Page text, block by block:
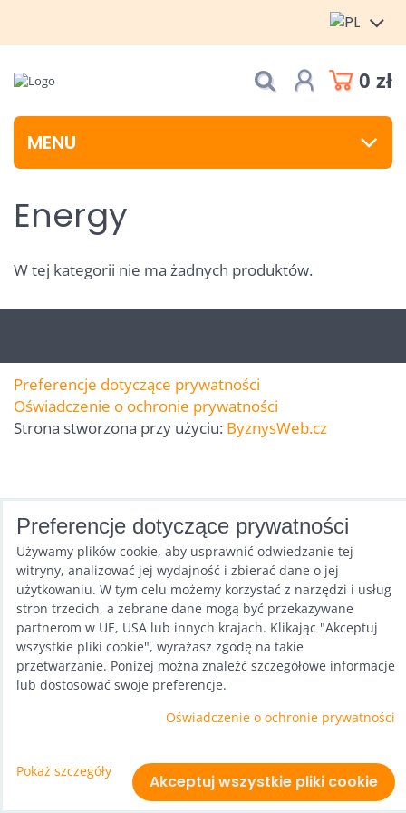
0 zł
MENU
Energy
W tej kategorii nie ma żadnych produktów.
Preferencje dotyczące prywatności
Oświadczenie o ochronie prywatności
Strona stworzona przy użyciu: ByznysWeb.cz
Preferencje dotyczące prywatności
Używamy plików cookie, aby usprawnić odwiedzanie tej
witryny, analizować jej wydajność i zbierać dane o jej
użytkowaniu. W tym celu możemy korzystać z narzędzi i usług
stron trzecich, a zebrane dane mogą być przekazywane
partnerom w UE, USA lub innych krajach. Klikając "Akceptuj
wszystkie pliki cookie", wyrażasz zgodę na takie
przetwarzanie. Poniżej można znaleźć szczegółowe informacje
lub dostosować swoje preferencje.
Oświadczenie o ochronie prywatności
Pokaż szczegóły
Akceptuj wszystkie pliki cookie